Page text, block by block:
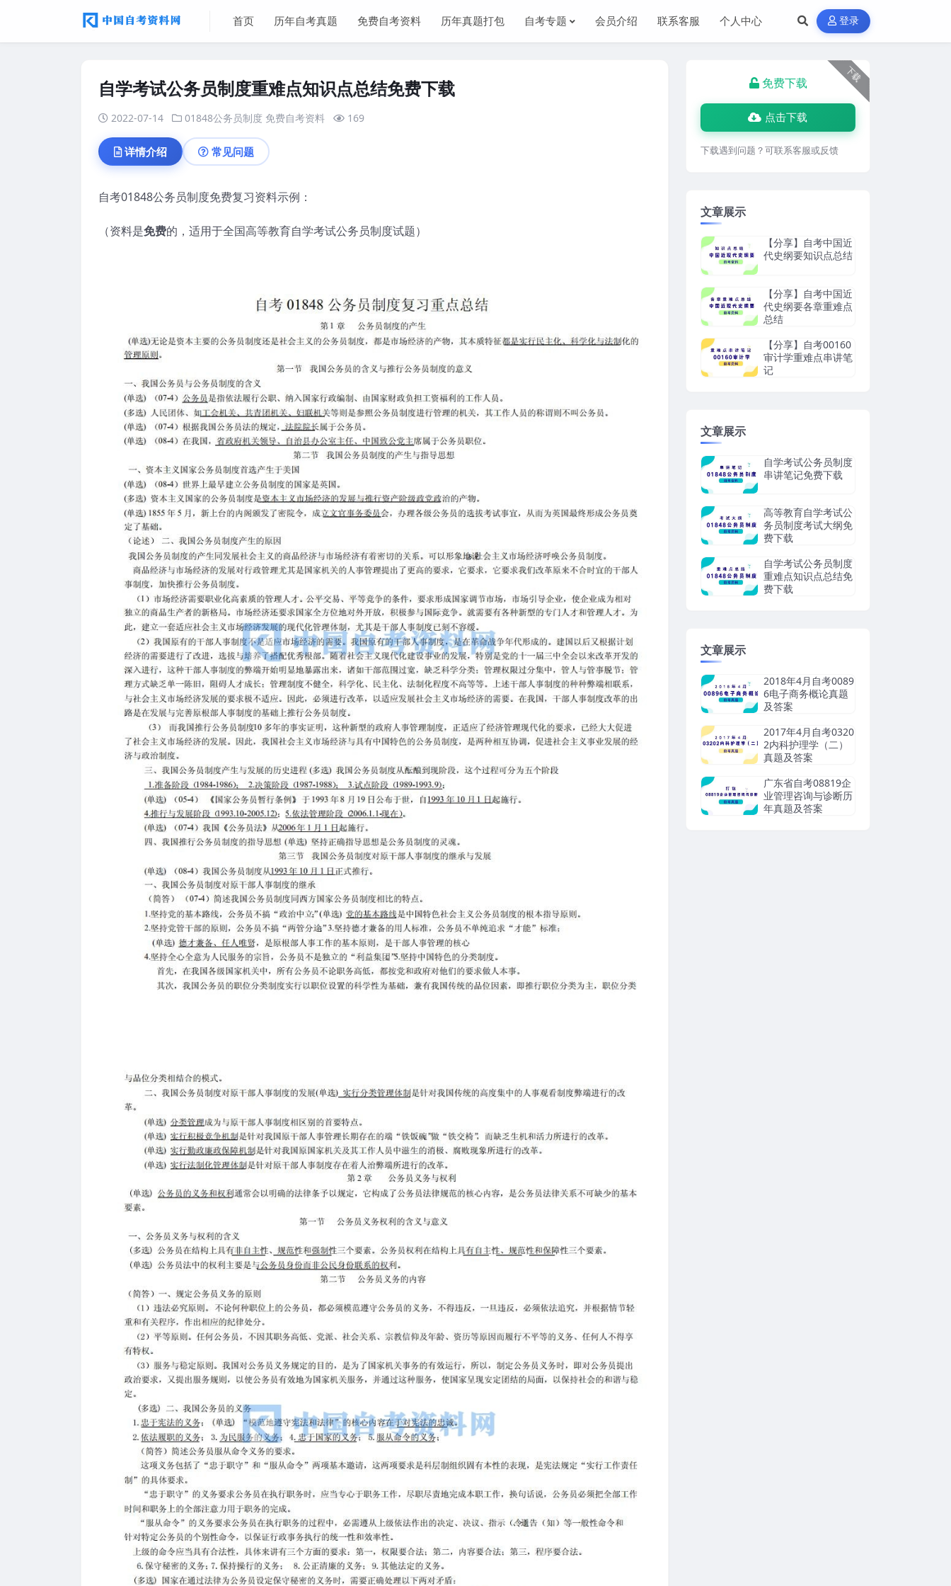
首页 历年自考真题 免费自考资料 历年真题打包 自考专题 会员介绍 联系客服 个人中心 登录
自学考试公务员制度重难点知识点总结免费下载
2022-07-14 01848公务员制度 免费自考资料 169
详情介绍 常见问题
自考01848公务员制度免费复习资料示例：
（资料是免费的，适用于全国高等教育自学考试公务员制度试题）
下载
免费下载
点击下载
下载遇到问题？可联系客服或反馈
文章展示
【分享】自考中国近
代史纲要知识点总结
【分享】自考中国近
代史纲要各章重难点
总结
【分享】自考00160
审计学重难点串讲笔
记
文章展示
自学考试公务员制度
串讲笔记免费下载
高等教育自学考试公
务员制度考试大纲免
费下载
自学考试公务员制度
重难点知识点总结免
费下载
文章展示
2018年4月自考0089
6电子商务概论真题
及答案
2017年4月自考0320
2内科护理学（二）
真题及答案
广东省自考08819企
业管理咨询与诊断历
年真题及答案